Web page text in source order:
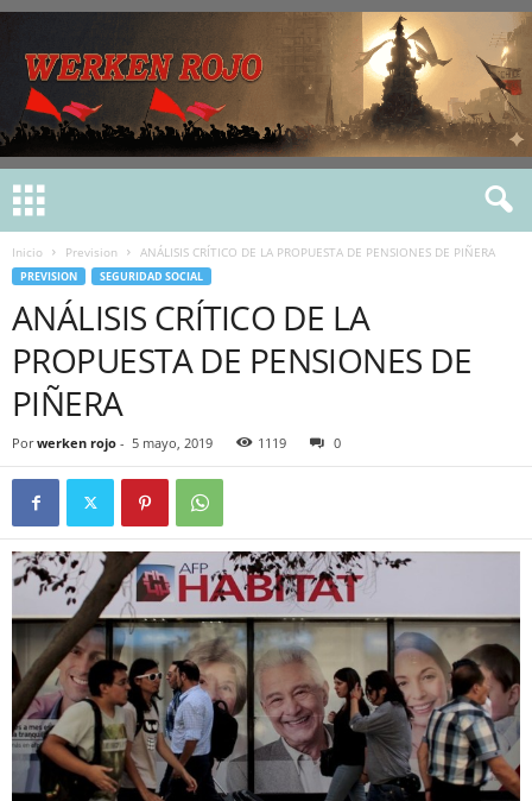
Inicio Prevision ANÁLISIS CRÍTICO DE LA PROPUESTA DE PENSIONES DE PIÑERA
PREVISION SEGURIDAD SOCIAL
ANÁLISIS CRÍTICO DE LA
PROPUESTA DE PENSIONES DE
PIÑERA
Por werken rojo - 5 mayo, 2019 1119 0